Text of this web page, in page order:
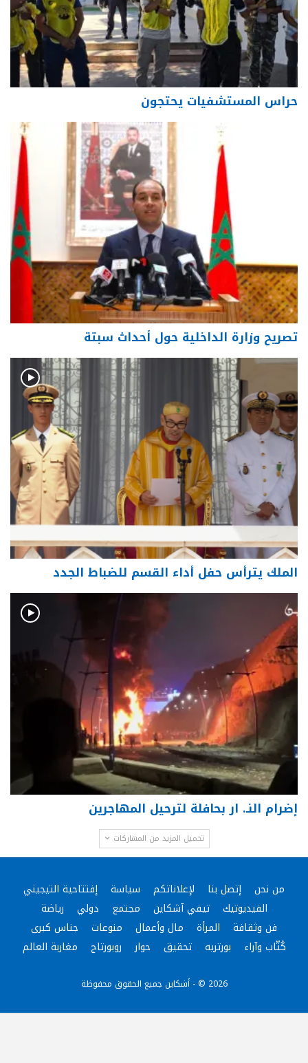
حراس المستشفيات يحتجون
تصريح وزارة الداخلية حول أحداث سبتة
الملك يترأس حفل أداء القسم للضباط الجدد
إضرام النـ. ار بحافلة لترحيل المهاجرين
تحميل المزيد من المشاركات
من نحن إتصل بنا لإعلاناتكم سياسة
إفتتاحية التيجيني
الفيديوتيك
تيفي آشكاين مجتمع دولي
رياضة
فن وثقافة
المرأة مال وأعمال منوعات
جناس كبرى
كُتّاب وآراء
بورتريه تحقيق حوار روبورتاج مغاربة العالم
2026 © - أشكاين جميع الحقوق محفوظة